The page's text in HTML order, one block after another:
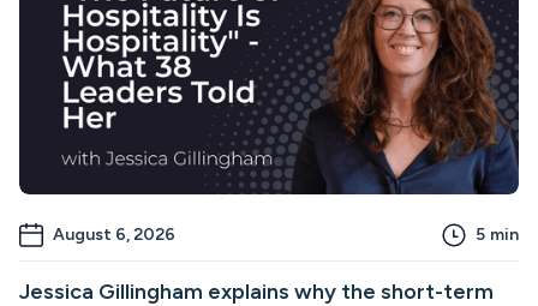
August 6, 2026 5 min
Jessica Gillingham explains why the short-term